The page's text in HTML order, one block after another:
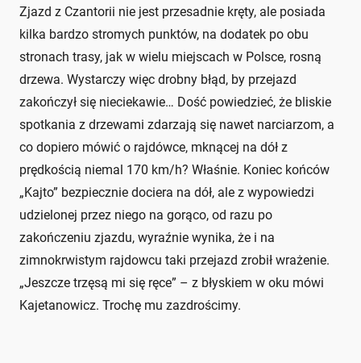
Zjazd z Czantorii nie jest przesadnie kręty, ale posiada
kilka bardzo stromych punktów, na dodatek po obu
stronach trasy, jak w wielu miejscach w Polsce, rosną
drzewa. Wystarczy więc drobny błąd, by przejazd
zakończył się nieciekawie… Dość powiedzieć, że bliskie
spotkania z drzewami zdarzają się nawet narciarzom, a
co dopiero mówić o rajdówce, mknącej na dół z
prędkością niemal 170 km/h? Właśnie. Koniec końców
„Kajto” bezpiecznie dociera na dół, ale z wypowiedzi
udzielonej przez niego na gorąco, od razu po
zakończeniu zjazdu, wyraźnie wynika, że i na
zimnokrwistym rajdowcu taki przejazd zrobił wrażenie.
„Jeszcze trzęsą mi się ręce” – z błyskiem w oku mówi
Kajetanowicz. Trochę mu zazdrościmy.